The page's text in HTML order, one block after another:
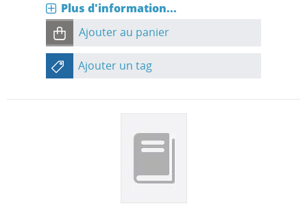
Plus d'information...
Ajouter au panier
Ajouter un tag